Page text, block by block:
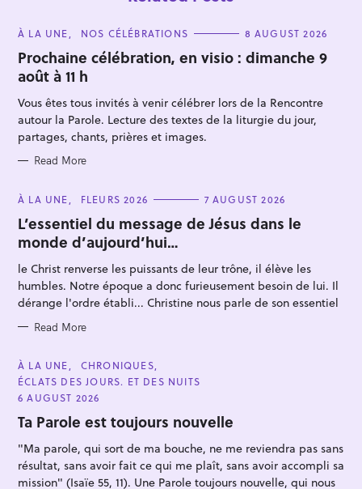
C
T
E
G
O
R
I
E
S
À LA UNE NOS CÉLÉBRATIONS 8 AUGUST 2026
Prochaine célébration, en visio : dimanche 9
août à 11 h
Vous êtes tous invités à venir célébrer lors de la Rencontre
autour la Parole. Lecture des textes de la liturgie du jour,
partages, chants, prières et images.
Read More
C
T
E
G
O
R
I
E
S
À LA UNE FLEURS 2026 7 AUGUST 2026
L’essentiel du message de Jésus dans le
monde d’aujourd’hui…
le Christ renverse les puissants de leur trône, il élève les
humbles. Notre époque a donc furieusement besoin de lui. Il
dérange l'ordre établi... Christine nous parle de son essentiel
Read More
C
A
T
E
O
R
E
À LA UNE
CHRONIQUES
ÉCLATS DES JOURS. ET DES NUITS
6 AUGUST 2026
Ta Parole est toujours nouvelle
"Ma parole, qui sort de ma bouche, ne me reviendra pas sans
résultat, sans avoir fait ce qui me plaît, sans avoir accompli sa
mission" (Isaïe 55, 11). Une Parole toujours nouvelle, qui nous
e
a
r
h
f